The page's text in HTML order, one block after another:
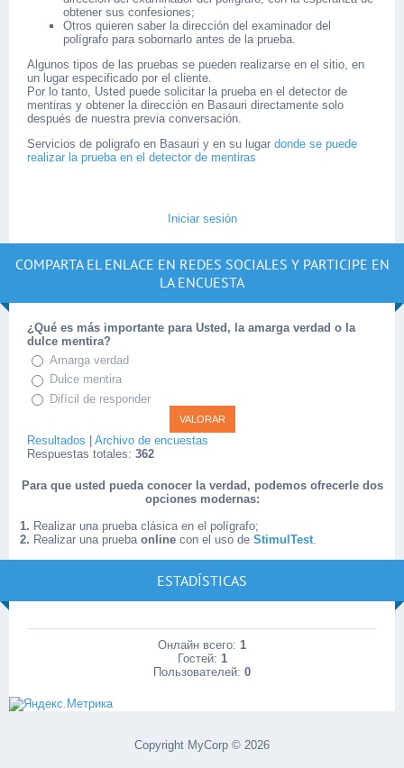
obtener sus confesiones;
Otros quieren saber la dirección del examinador del
polígrafo para sobornarlo antes de la prueba.
Algunos tipos de las pruebas se pueden realizarse en el sitio, en
un lugar especificado por el cliente.
Por lo tanto, Usted puede solicitar la prueba en el detector de
mentiras y obtener la dirección en Basauri directamente solo
después de nuestra previa conversación.
Servicios de poligrafo en Basauri y en su lugar donde se puede
realizar la prueba en el detector de mentiras
Iniciar sesión
COMPARTA EL ENLACE EN REDES SOCIALES Y PARTICIPE EN
LA ENCUESTA
¿Qué es más importante para Usted, la amarga verdad o la
dulce mentira?
Amarga verdad
Dulce mentira
Difícil de responder
Resultados
Archivo de encuestas
Respuestas totales: 362
Para que usted pueda conocer la verdad, podemos ofrecerle dos
opciones modernas:
1. Realizar una prueba clásica en el polígrafo;
2. Realizar una prueba online con el uso de StimulTest.
ESTADÍSTICAS
Онлайн всего: 1
Гостей: 1
Пользователей: 0
Copyright MyCorp © 2026